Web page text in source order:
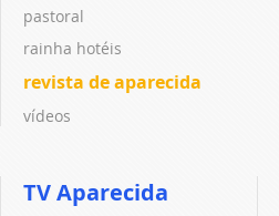
pastoral
rainha hotéis
revista de aparecida
vídeos
TV Aparecida